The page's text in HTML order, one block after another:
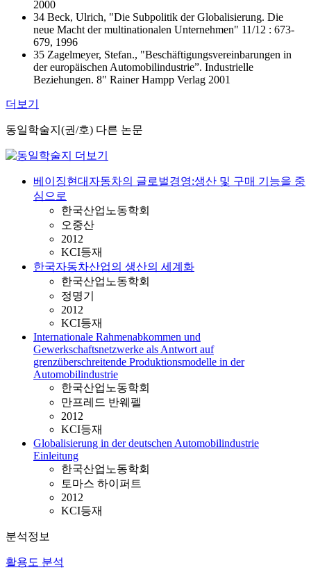
2000
34 Beck, Ulrich, "Die Subpolitik der Globalisierung. Die
neue Macht der multinationalen Unternehmen" 11/12 : 673-
679, 1996
35 Zagelmeyer, Stefan., "Beschäftigungsvereinbarungen in
der europäischen Automobilindustrie”. Industrielle
Beziehungen. 8" Rainer Hampp Verlag 2001
더보기
동일학술지(권/호) 다른 논문
베이징현대자동차의 글로벌경영:생산 및 구매 기능을 중
심으로
한국산업노동학회
오중산
2012
KCI등재
한국자동차산업의 생산의 세계화
한국산업노동학회
정명기
2012
KCI등재
Internationale Rahmenabkommen und
Gewerkschaftsnetzwerke als Antwort auf
grenzüberschreitende Produktionsmodelle in der
Automobilindustrie
한국산업노동학회
만프레드 반웨펠
2012
KCI등재
Globalisierung in der deutschen Automobilindustrie
Einleitung
한국산업노동학회
토마스 하이퍼트
2012
KCI등재
분석정보
활용도 분석